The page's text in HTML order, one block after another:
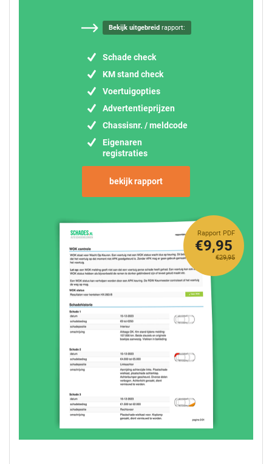
Bekijk uitgebreidrapport:
Schade check
KM stand check
Voertuigopties
Advertentieprijzen
Chassisnr. / meldcode
Eigenaren
registraties
bekijk rapport
Rapport PDF
€29,95
€9,95